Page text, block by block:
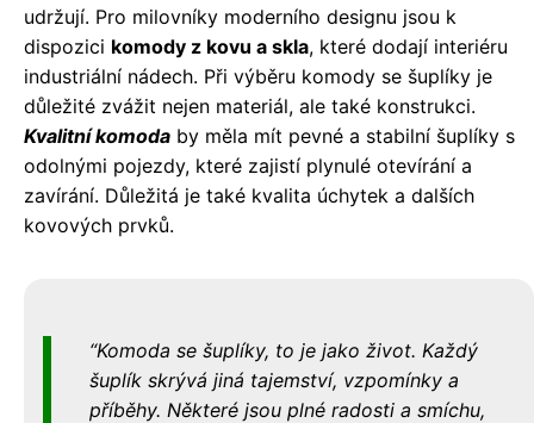
udržují. Pro milovníky moderního designu jsou k
dispozici komody z kovu a skla, které dodají interiéru
industriální nádech. Při výběru komody se šuplíky je
důležité zvážit nejen materiál, ale také konstrukci.
Kvalitní komoda by měla mít pevné a stabilní šuplíky s
odolnými pojezdy, které zajistí plynulé otevírání a
zavírání. Důležitá je také kvalita úchytek a dalších
kovových prvků.
Komoda se šuplíky, to je jako život. Každý
šuplík skrývá jiná tajemství, vzpomínky a
příběhy. Některé jsou plné radosti a smíchu,